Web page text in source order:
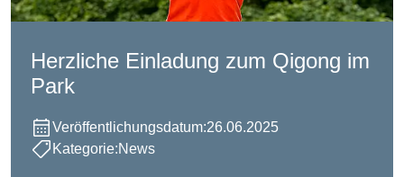
Herzliche Einladung zum Qigong im
Park
Veröffentlichungsdatum:26.06.2025
Kategorie:News